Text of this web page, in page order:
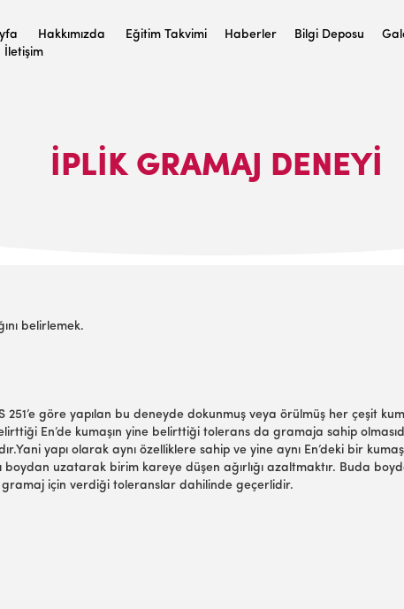
Hakkımızda Eğitim Takvimi Haberler Bilgi Deposu
İletişim
İPLİK GRAMAJ DENEYİ
belirlemek.
251’e göre yapılan bu deneyde dokunmuş veya örülmüş her çeşit
En’de kumaşın yine belirttiği tolerans da gramaja sahip
yapı olarak aynı özelliklere sahip ve yine aynı En’deki bir
uzatarak birim kareye düşen ağırlığı azaltmaktır. Buda
gramaj için verdiği toleranslar dahilinde geçerlidir.